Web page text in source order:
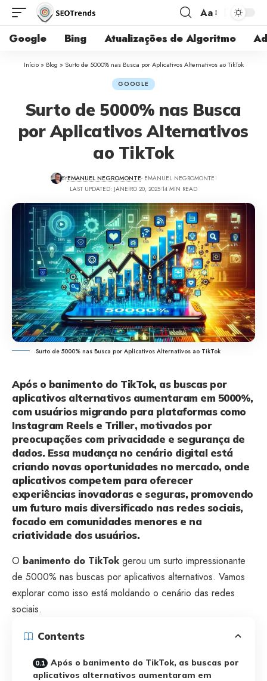
Aa
Google Bing Atualizações de Algoritmo
Início» Blog » Surto de 5000% nas Busca por Aplicativos Alternativos ao TikTok
GOOGLE
Surto de 5000% nas Busca
por Aplicativos Alternativos
ao TikTok
BYEMANUEL NEGROMONTE- EMANUEL NEGROMONTE
LAST UPDATED: JANEIRO 20, 2025 14 MIN READ
Surto de 5000% nas Busca por Aplicativos Alternativos ao TikTok
Após o banimento do TikTok, as buscas por
aplicativos alternativos aumentaram em 5000%,
com usuários migrando para plataformas como
Instagram Reels e Triller, motivados por
preocupações com privacidade e segurança de
dados. Essa mudança no cenário digital está
criando novas oportunidades no mercado, onde
aplicativos competem para oferecer
experiências inovadoras e seguras, promovendo
um futuro mais diversificado nas redes sociais,
focado em comunidades menores e na
criatividade dos usuários.
O banimento do TikTok gerou um surto impressionante
de 5000% nas buscas por aplicativos alternativos. Vamos
explorar como isso está moldando o cenário das redes
sociais.
Contents
Após o banimento do TikTok, as buscas por
aplicativos alternativos aumentaram em